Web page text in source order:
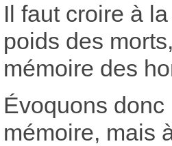
Il faut croire à
poids des
mémoire des
Évoquons
mémoire, mais